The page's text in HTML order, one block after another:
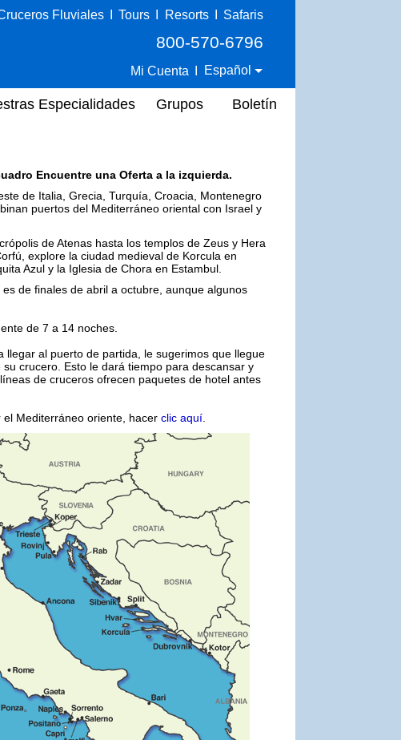
Fluviales Tours Resorts Safaris
800-570-6796
Mi Cuenta Español
Especialidades Grupos Boletín
Encuentre una Oferta a la izquierda.
de Italia, Grecia, Turquía, Croacia, Montenegro
puertos del Mediterráneo oriental con Israel y
de Atenas hasta los templos de Zeus y Hera
explore la ciudad medieval de Korcula en
Azul y la Iglesia de Chora en Estambul.
de finales de abril a octubre, aunque algunos
de 7 a 14 noches.
al puerto de partida, le sugerimos que llegue
crucero. Esto le dará tiempo para descansar y
de cruceros ofrecen paquetes de hotel antes
Mediterráneo oriente, hacer clic aquí